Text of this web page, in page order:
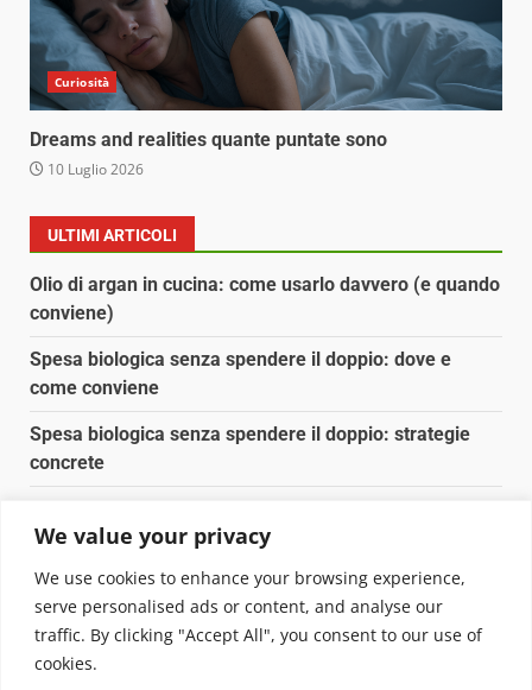
We value your privacy
We use cookies to enhance your browsing experience,
serve personalised ads or content, and analyse our
traffic. By clicking "Accept All", you consent to our use of
cookies.
Curiosità
Dreams and realities quante puntate sono
10 Luglio 2026
ULTIMI ARTICOLI
Olio di argan in cucina: come usarlo davvero (e quando
conviene)
Spesa biologica senza spendere il doppio: dove e
come conviene
Spesa biologica senza spendere il doppio: strategie
concrete
Pulizia naturale della casa: 3 ingredienti che
sostituiscono 10 prodotti chimici
Copyright © 2025 Biopianeta.it proprietà di Jws Media